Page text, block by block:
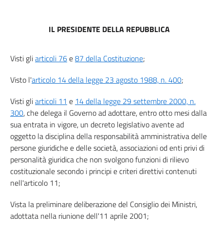
11
12
14
15
16
17
18
19
21
IL PRESIDENTE DELLA REPUBBLICA
Visti gliarticoli 76e87 della Costituzione;
Visto l'articolo 14 della legge 23 agosto 1988, n. 400;
Visti gliarticoli 11 e 14 della legge 29 settembre 2000, n.
300, che delega il Governo ad adottare, entro otto mesi dalla
sua entrata in vigore, un decreto legislativo avente ad
oggetto la disciplina della responsabilità amministrativa delle
persone giuridiche e delle società, associazioni od enti privi di
personalità giuridica che non svolgono funzioni di rilievo
costituzionale secondo i principi e criteri direttivi contenuti
nell'articolo 11;
Vista la preliminare deliberazione del Consiglio dei Ministri,
adottata nella riunione dell'11 aprile 2001;